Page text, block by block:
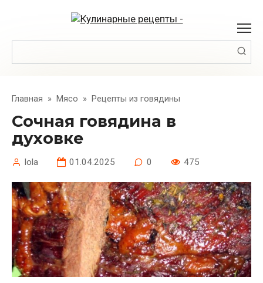
Главная » Мясо » Рецепты из говядины
Сочная говядина в
духовке
lola 01.04.2025 0 475